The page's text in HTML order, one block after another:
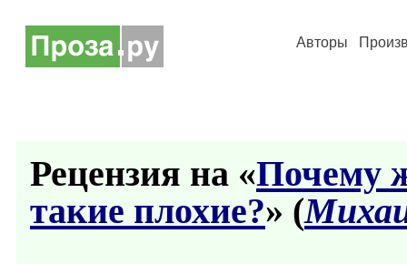
Авторы
Рецензия на «Почему
такие плохие?» (